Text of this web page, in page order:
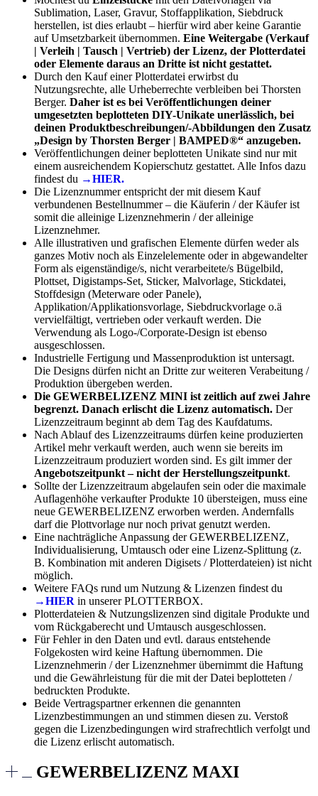
Sublimation, Laser, Gravur, Stoffapplikation, Siebdruck
herstellen, ist dies erlaubt – hierfür wird aber keine Garantie
auf Umsetzbarkeit übernommen. Eine Weitergabe (Verkauf
| Verleih | Tausch | Vertrieb) der Lizenz, der Plotterdatei
oder Elemente daraus an Dritte ist nicht gestattet.
Durch den Kauf einer Plotterdatei erwirbst du
Nutzungsrechte, alle Urheberrechte verbleiben bei Thorsten
Berger. Daher ist es bei Veröffentlichungen deiner
umgesetzten beplotteten DIY-Unikate unerlässlich, bei
deinen Produktbeschreibungen/-Abbildungen den Zusatz
„Design by Thorsten Berger | BAMPED®“ anzugeben.
Veröffentlichungen deiner beplotteten Unikate sind nur mit
einem ausreichendem Kopierschutz gestattet. Alle Infos dazu
findest du →HIER.
Die Lizenznummer entspricht der mit diesem Kauf
verbundenen Bestellnummer – die Käuferin / der Käufer ist
somit die alleinige Lizenznehmerin / der alleinige
Lizenznehmer.
Alle illustrativen und grafischen Elemente dürfen weder als
ganzes Motiv noch als Einzelelemente oder in abgewandelter
Form als eigenständige/s, nicht verarbeitete/s Bügelbild,
Plottset, Digistamps-Set, Sticker, Malvorlage, Stickdatei,
Stoffdesign (Meterware oder Panele),
Applikation/Applikationsvorlage, Siebdruckvorlage o.ä
vervielfältigt, vertrieben oder verkauft werden. Die
Verwendung als Logo-/Corporate-Design ist ebenso
ausgeschlossen.
Industrielle Fertigung und Massenproduktion ist untersagt.
Die Designs dürfen nicht an Dritte zur weiteren Verabeitung /
Produktion übergeben werden.
Die GEWERBELIZENZ MINI ist zeitlich auf zwei Jahre
begrenzt. Danach erlischt die Lizenz automatisch. Der
Lizenzzeitraum beginnt ab dem Tag des Kaufdatums.
Nach Ablauf des Lizenzzeitraums dürfen keine produzierten
Artikel mehr verkauft werden, auch wenn sie bereits im
Lizenzzeitraum produziert worden sind. Es gilt immer der
Angebotszeitpunkt – nicht der Herstellungszeitpunkt.
Sollte der Lizenzzeitraum abgelaufen sein oder die maximale
Auflagenhöhe verkaufter Produkte 10 übersteigen, muss eine
neue GEWERBELIZENZ erworben werden. Andernfalls
darf die Plottvorlage nur noch privat genutzt werden.
Eine nachträgliche Anpassung der GEWERBELIZENZ,
Individualisierung, Umtausch oder eine Lizenz-Splittung (z.
B. Kombination mit anderen Digisets / Plotterdateien) ist nicht
möglich.
Weitere FAQs rund um Nutzung & Lizenzen findest du
→HIER in unserer PLOTTERBOX.
Plotterdateien & Nutzungslizenzen sind digitale Produkte und
vom Rückgaberecht und Umtausch ausgeschlossen.
Für Fehler in den Daten und evtl. daraus entstehende
Folgekosten wird keine Haftung übernommen. Die
Lizenznehmerin / der Lizenznehmer übernimmt die Haftung
und die Gewährleistung für die mit der Datei beplotteten /
bedruckten Produkte.
Beide Vertragspartner erkennen die genannten
Lizenzbestimmungen an und stimmen diesen zu. Verstoß
gegen die Lizenzbedingungen wird strafrechtlich verfolgt und
die Lizenz erlischt automatisch.
GEWERBELIZENZ MAXI